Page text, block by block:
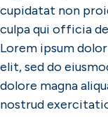
cupidatat non
culpa qui officia
Lorem ipsum
elit, sed do
dolore magna
nostrud